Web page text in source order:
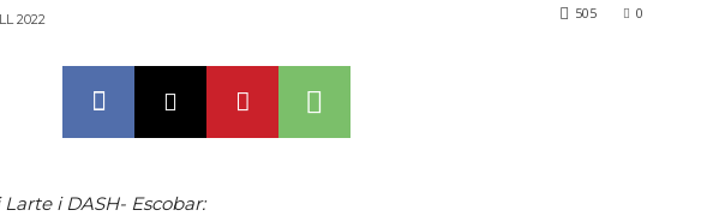
2022 0
505
i DASH- Escobar: